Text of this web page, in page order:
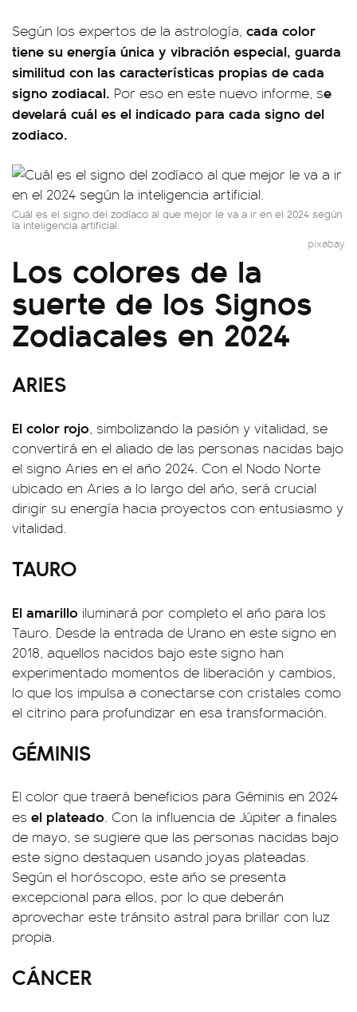
Según los expertos de la astrología, cada color
tiene su energía única y vibración especial, guarda
similitud con las características propias de cada
signo zodiacal. Por eso en este nuevo informe, se
develará cuál es el indicado para cada signo del
zodiaco.
Cuál es el signo del zodíaco al que mejor le va a ir en el 2024 según
la inteligencia artificial.
pixabay
Los colores de la
suerte de los Signos
Zodiacales en 2024
ARIES
El color rojo, simbolizando la pasión y vitalidad, se
convertirá en el aliado de las personas nacidas bajo
el signo Aries en el año 2024. Con el Nodo Norte
ubicado en Aries a lo largo del año, será crucial
dirigir su energía hacia proyectos con entusiasmo y
vitalidad.
TAURO
El amarillo iluminará por completo el año para los
Tauro. Desde la entrada de Urano en este signo en
2018, aquellos nacidos bajo este signo han
experimentado momentos de liberación y cambios,
lo que los impulsa a conectarse con cristales como
el citrino para profundizar en esa transformación.
GÉMINIS
El color que traerá beneficios para Géminis en 2024
es el plateado. Con la influencia de Júpiter a finales
de mayo, se sugiere que las personas nacidas bajo
este signo destaquen usando joyas plateadas.
Según el horóscopo, este año se presenta
excepcional para ellos, por lo que deberán
aprovechar este tránsito astral para brillar con luz
propia.
CÁNCER